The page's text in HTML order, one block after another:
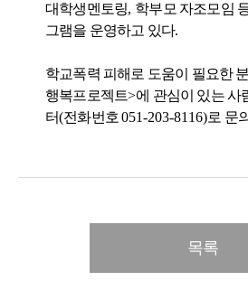
대학생멘토링, 학부모 자조모임
그램을 운영하고 있다.
학교폭력 피해로 도움이 필요한
행복프로젝트>에 관심이 있는 사
터(전화번호051-203-8116)로 문
목록